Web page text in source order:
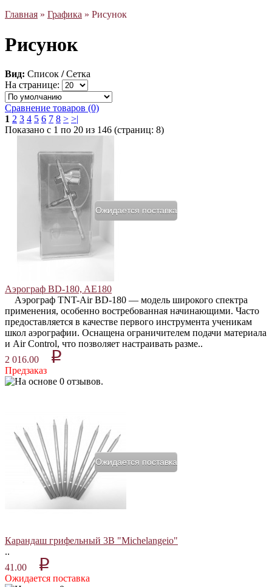
Главная » Графика » Рисунок
Рисунок
Вид: Список / Сетка
На странице:
Сравнение товаров (0)
1 2 3 4 5 6 7 8 > >|
Показано с 1 по 20 из 146 (страниц: 8)
Ожидается поставка
Аэрограф BD-180, AE180
Аэрограф TNT-Air BD-180 — модель широкого спектра
применения, особенно востребованная начинающими. Часто
предоставляется в качестве первого инструмента ученикам
школ аэрографии. Оснащена ограничителем подачи материала
и Air Control, что позволяет настраивать разме..
2 016.00
p
Предзаказ
Ожидается поставка
Карандаш грифельный 3В "Michelangeio"
..
41.00
p
Ожидается поставка